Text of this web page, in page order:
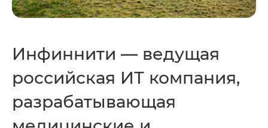
Инфиннити — ведущая
российская ИТ компания,
разрабатывающая